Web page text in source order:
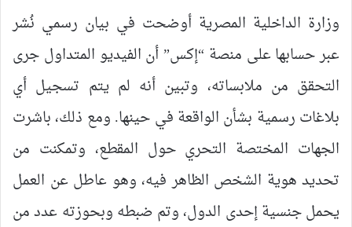
وزارة الداخلية المصرية أوضحت في بيان رسمي نُشر
عبر حسابها على منصة “إكس” أن الفيديو المتداول جرى
التحقق من ملابساته، وتبين أنه لم يتم تسجيل أي
بلاغات رسمية بشأن الواقعة في حينها. ومع ذلك، باشرت
الجهات المختصة التحري حول المقطع، وتمكنت من
تحديد هوية الشخص الظاهر فيه، وهو عاطل عن العمل
يحمل جنسية إحدى الدول، وتم ضبطه وبحوزته عدد من